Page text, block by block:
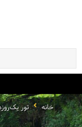
خانه تور